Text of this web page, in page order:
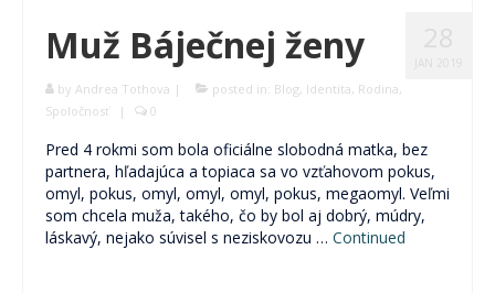
Muž Báječnej ženy
by Andrea Tothova | posted in: Blog, Identita, Rodina,
Spoločnosť
| 0
Pred 4 rokmi som bola oficiálne slobodná matka, bez
partnera, hľadajúca a topiaca sa vo vzťahovom pokus,
omyl, pokus, omyl, omyl, omyl, pokus, megaomyl. Veľmi
som chcela muža, takého, čo by bol aj dobrý, múdry,
láskavý, nejako súvisel s neziskovozu … Continued